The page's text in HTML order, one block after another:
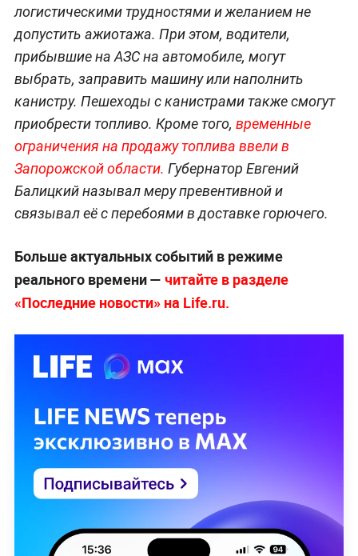
логистическими трудностями и желанием не
допустить ажиотажа. При этом, водители,
прибывшие на АЗС на автомобиле, могут
выбрать, заправить машину или наполнить
канистру. Пешеходы с канистрами также смогут
приобрести топливо. Кроме того, временные
ограничения на продажу топлива ввели в
Запорожской области. Губернатор Евгений
Балицкий называл меру превентивной и
связывал её с перебоями в доставке горючего.
Больше актуальных событий в режиме
реального времени — читайте в разделе
«Последние новости» на Life.ru.